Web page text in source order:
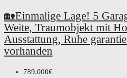
🏡Einmalige Lage! 5
Weite, Traumobjekt mit
Ausstattung, Ruhe
vorhanden
789.000€